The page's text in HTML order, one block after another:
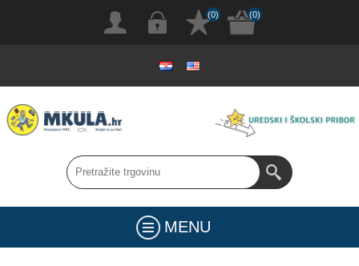
(0) (0)
MENU